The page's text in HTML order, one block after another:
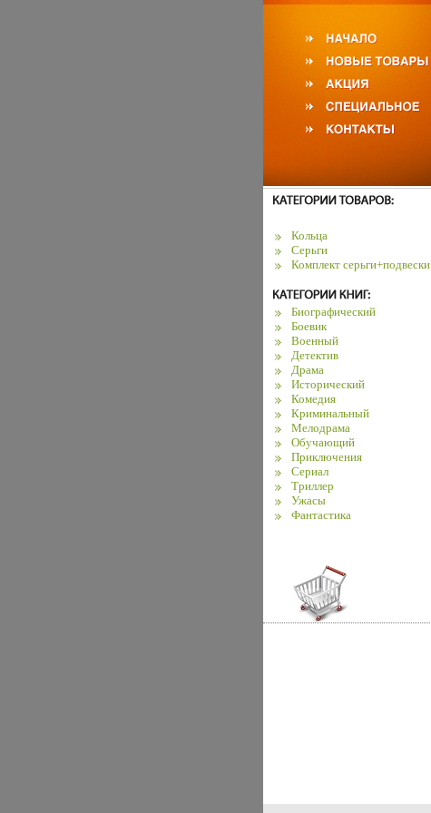
Кольца
Серьги
Комплект серьги+подвески
Биографический
Боевик
Военный
Детектив
Драма
Исторический
Комедия
Криминальный
Мелодрама
Обучающий
Приключения
Сериал
Триллер
Ужасы
Фантастика